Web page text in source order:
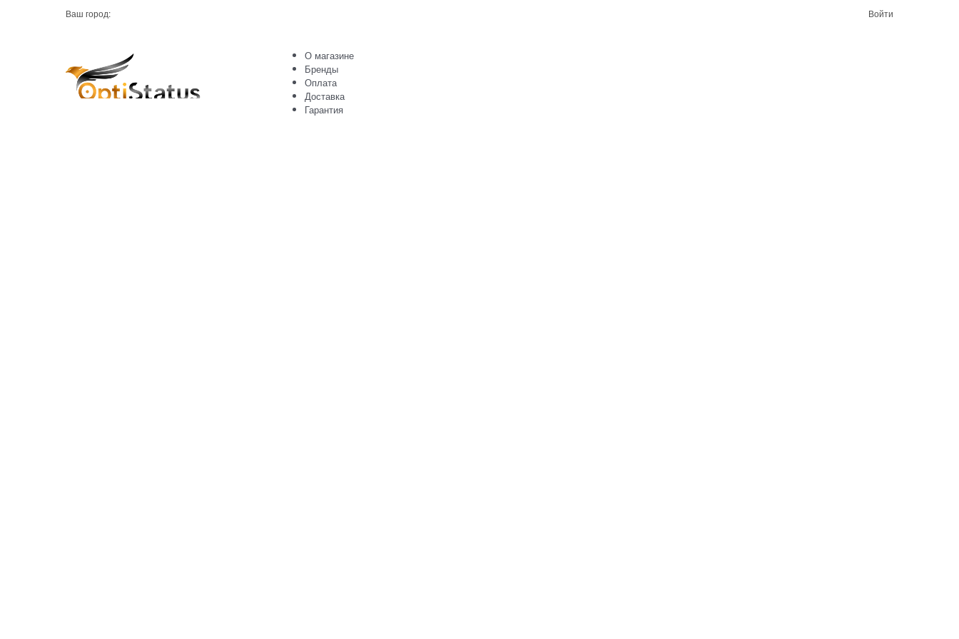
Ваш город: Войти
О магазине
Бренды
Оплата
Доставка
Гарантия